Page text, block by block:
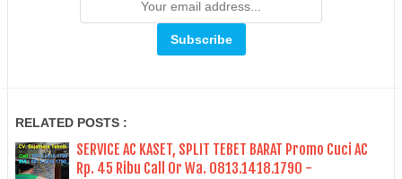
RELATED POSTS :
SERVICE AC KASET, SPLIT TEBET BARAT Promo Cuci AC
Rp. 45 Ribu Call Or Wa. 0813.1418.1790 -